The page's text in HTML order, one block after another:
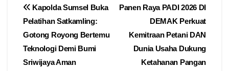
Navigasi
pos
Panen Raya PADI 2026 DI
DEMAK Perkuat
Kemitraan Petani DAN
Dunia Usaha Dukung
Ketahanan Pangan
Kapolda Sumsel Buka
Pelatihan Satkamling:
Gotong Royong Bertemu
Teknologi Demi Bumi
Sriwijaya Aman